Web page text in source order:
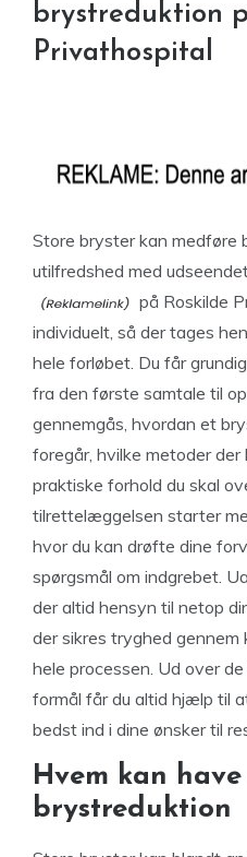
brystreduktion
Privathospital
Store bryster kan medføre
utilfredshed med
på Roskilde
individuelt, så der tages
hele forløbet. Du får
fra den første samtale til
gennemgås, hvordan et
foregår, hvilke metoder
praktiske forhold du skal
tilrettelæggelsen starter
hvor du kan drøfte dine
spørgsmål om indgrebet.
der altid hensyn til netop
der sikres tryghed gennem
hele processen. Ud over
formål får du altid hjælp til
bedst ind i dine ønsker til
Hvem kan
brystreduktion